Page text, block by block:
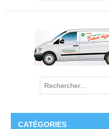
CATÉGORIES